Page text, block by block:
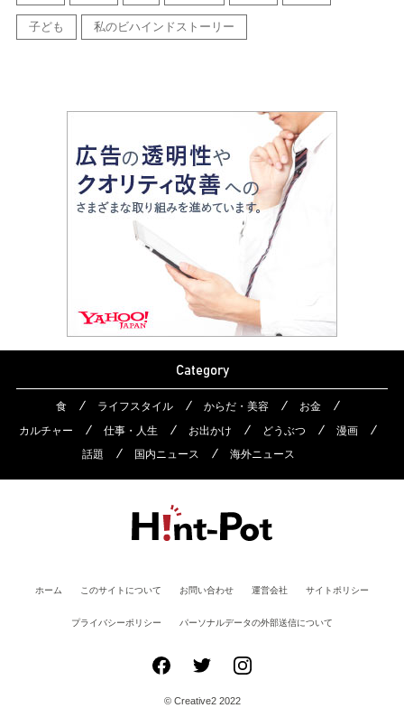
子ども 私のビハインドストーリー
Category
食 ライフスタイル からだ・美容
お金
カルチャー
仕事・人生 お出かけ どうぶつ
漫画
話題
国内ニュース 海外ニュース
ホーム このサイトについて お問い合わせ 運営会社 サイトポリシー
プライバシーポリシー パーソナルデータの外部送信について
© Creative2 2022